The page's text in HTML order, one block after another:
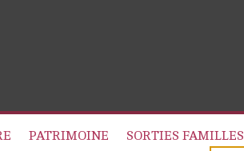
PATRIMOINE
SORTIES FAMILLES